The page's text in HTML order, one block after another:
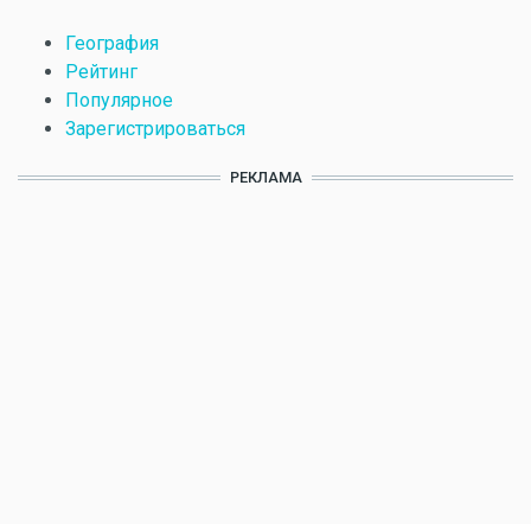
География
Рейтинг
Популярное
Зарегистрироваться
РЕКЛАМА